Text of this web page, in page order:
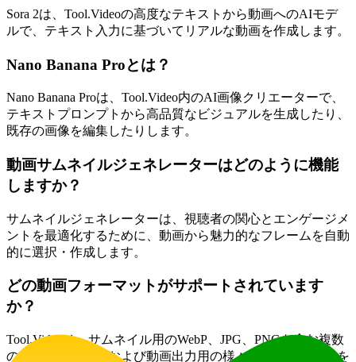
Sora 2は、Tool.Videoの高度なテキストから動画へのAIモデ
ルで、テキスト入力に基づいてリアルな動画を作成します。
Nano Banana Proとは？
Nano Banana Proは、Tool.Video内のAI画像クリエーターで、
テキストプロンプトから高品質なビジュアルを生成したり、
既存の画像を編集したりします。
動画サムネイルジェネレーターはどのように機能
しますか？
サムネイルジェネレーターは、視聴者の関心とエンゲージメ
ントを最適化するために、動画から魅力的なフレームを自動
的に選択・作成します。
どの動画フォーマットがサポートされています
か？
Tool.Videoは、サムネイル用のWebP、JPG、PNGを含む複数
のフォーマット、および動画出力用の様々なフォーマットを